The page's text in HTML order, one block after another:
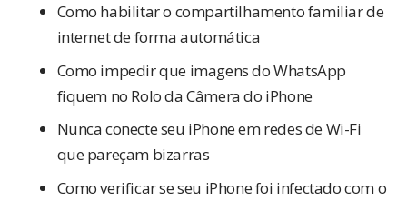
Como habilitar o compartilhamento familiar de
internet de forma automática
Como impedir que imagens do WhatsApp
fiquem no Rolo da Câmera do iPhone
Nunca conecte seu iPhone em redes de Wi-Fi
que pareçam bizarras
Como verificar se seu iPhone foi infectado com o